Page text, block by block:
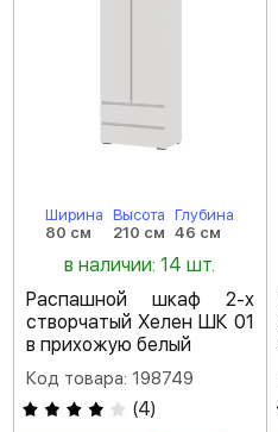
Ширина
80 см
Высота
210 см
Глубина
46 см
в наличии: 14 шт.
Распашной шкаф 2-х
створчатый Хелен ШК 01
в прихожую белый
Код товара: 198749
(4)